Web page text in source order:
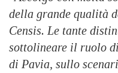
della grande qualità
Censis. Le tante
sottolineare il ruolo
di Pavia, sullo